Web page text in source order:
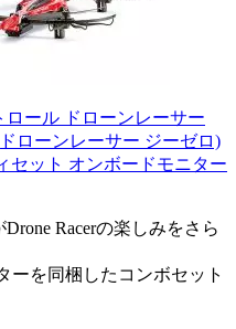
ロール ドローンレーサー
ローンレーサー ジーゼロ)
セット オンボードモニター
Racerの楽しみをさら
ーを同梱したコンボセット